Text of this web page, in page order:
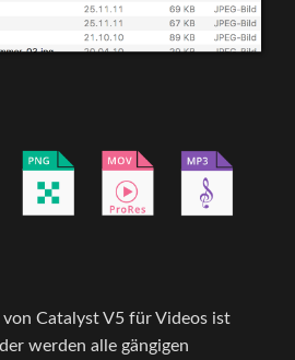
Catalyst V5 für Videos ist
werden alle gängigen